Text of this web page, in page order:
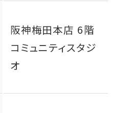
阪神梅田本店 6階
コミュニティスタジ
オ